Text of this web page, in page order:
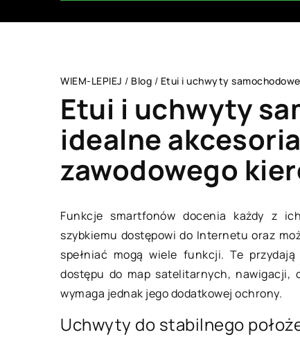
WIEM-LEPIEJ / Blog / Etui i uchwyty
Etui i uchwyty
idealne
zawodowego
Funkcje smartfonów docenia każdy z
szybkiemu dostępowi do Internetu oraz
spełniać mogą wiele funkcji. Te
dostępu do map satelitarnych, nawigacji,
wymaga jednak jego dodatkowej ochrony.
Uchwyty do stabilnego
DOM I WNĘTRZE
03 września 2019